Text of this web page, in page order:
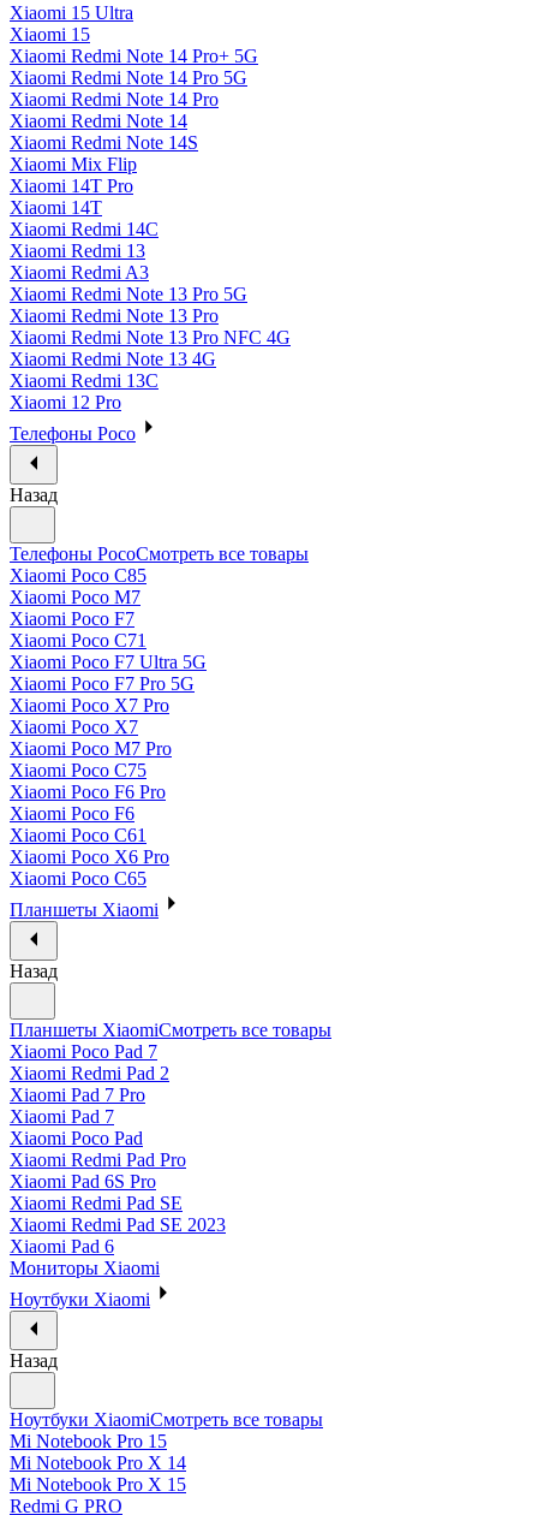
Xiaomi 15 Ultra
Xiaomi 15
Xiaomi Redmi Note 14 Pro+ 5G
Xiaomi Redmi Note 14 Pro 5G
Xiaomi Redmi Note 14 Pro
Xiaomi Redmi Note 14
Xiaomi Redmi Note 14S
Xiaomi Mix Flip
Xiaomi 14T Pro
Xiaomi 14T
Xiaomi Redmi 14C
Xiaomi Redmi 13
Xiaomi Redmi A3
Xiaomi Redmi Note 13 Pro 5G
Xiaomi Redmi Note 13 Pro
Xiaomi Redmi Note 13 Pro NFC 4G
Xiaomi Redmi Note 13 4G
Xiaomi Redmi 13C
Xiaomi 12 Pro
Телефоны Poco
Назад
Телефоны PocoСмотреть все товары
Xiaomi Poco C85
Xiaomi Poco M7
Xiaomi Poco F7
Xiaomi Poco C71
Xiaomi Poco F7 Ultra 5G
Xiaomi Poco F7 Pro 5G
Xiaomi Poco X7 Pro
Xiaomi Poco X7
Xiaomi Poco M7 Pro
Xiaomi Poco C75
Xiaomi Poco F6 Pro
Xiaomi Poco F6
Xiaomi Poco C61
Xiaomi Poco X6 Pro
Xiaomi Poco C65
Планшеты Xiaomi
Назад
Планшеты XiaomiСмотреть все товары
Xiaomi Poco Pad 7
Xiaomi Redmi Pad 2
Xiaomi Pad 7 Pro
Xiaomi Pad 7
Xiaomi Poco Pad
Xiaomi Redmi Pad Pro
Xiaomi Pad 6S Pro
Xiaomi Redmi Pad SE
Xiaomi Redmi Pad SE 2023
Xiaomi Pad 6
Мониторы Xiaomi
Ноутбуки Xiaomi
Назад
Ноутбуки XiaomiСмотреть все товары
Mi Notebook Pro 15
Mi Notebook Pro X 14
Mi Notebook Pro X 15
Redmi G PRO